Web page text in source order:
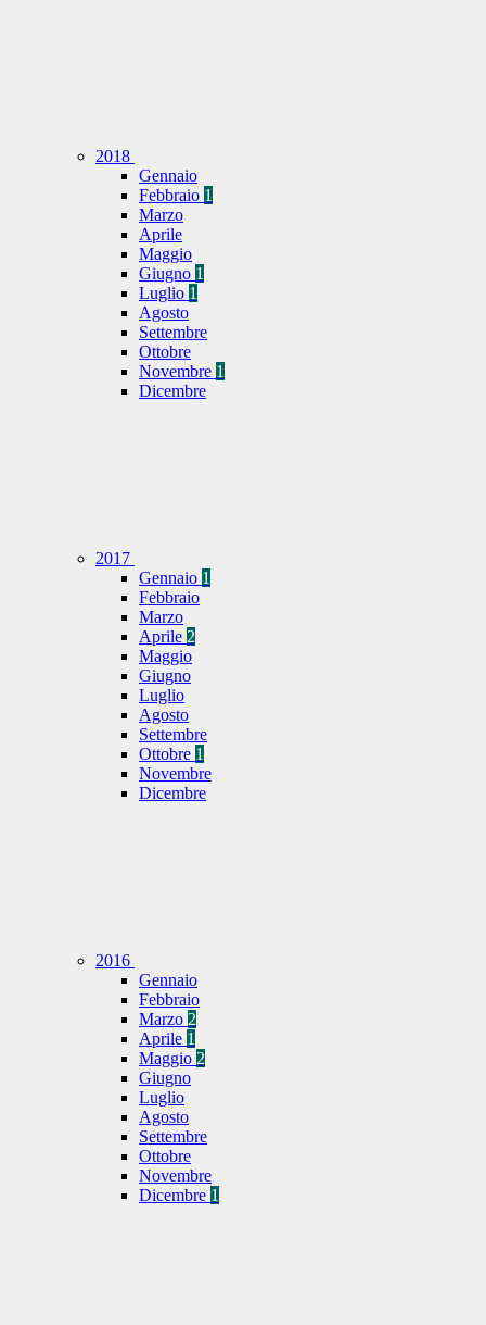
2018
Gennaio
Febbraio 1
Marzo
Aprile
Maggio
Giugno 1
Luglio 1
Agosto
Settembre
Ottobre
Novembre 1
Dicembre
2017
Gennaio 1
Febbraio
Marzo
Aprile 2
Maggio
Giugno
Luglio
Agosto
Settembre
Ottobre 1
Novembre
Dicembre
2016
Gennaio
Febbraio
Marzo 2
Aprile 1
Maggio 2
Giugno
Luglio
Agosto
Settembre
Ottobre
Novembre
Dicembre 1